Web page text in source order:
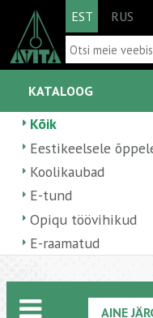
EST RUS
KATALOOG
Kõik
Eestikeelsele
Koolikaubad
E-tund
Opiqu töövihikud
E-raamatud
AINE